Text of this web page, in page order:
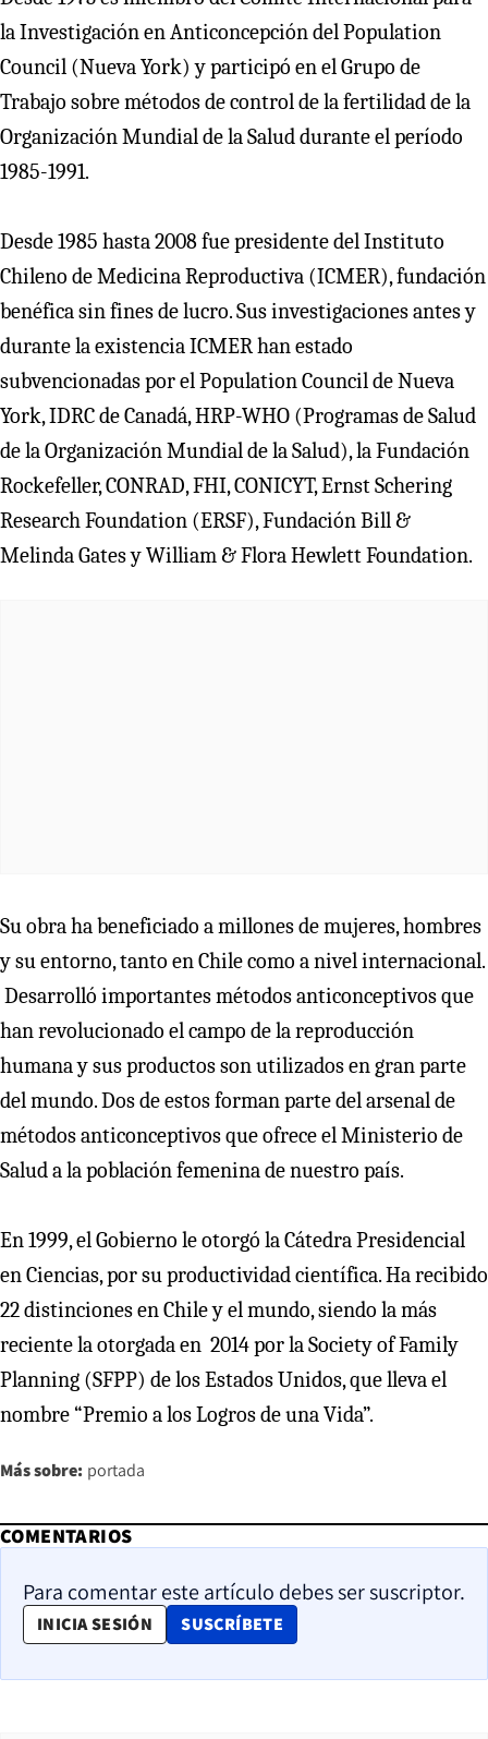
la Investigación en Anticoncepción del Population
Council (Nueva York) y participó en el Grupo de
Trabajo sobre métodos de control de la fertilidad de la
Organización Mundial de la Salud durante el período
1985-1991.
Desde 1985 hasta 2008 fue presidente del Instituto
Chileno de Medicina Reproductiva (ICMER), fundación
benéfica sin fines de lucro. Sus investigaciones antes y
durante la existencia ICMER han estado
subvencionadas por el Population Council de Nueva
York, IDRC de Canadá, HRP-WHO (Programas de Salud
de la Organización Mundial de la Salud), la Fundación
Rockefeller, CONRAD, FHI, CONICYT, Ernst Schering
Research Foundation (ERSF), Fundación Bill &
Melinda Gates y William & Flora Hewlett Foundation.
Su obra ha beneficiado a millones de mujeres, hombres
y su entorno, tanto en Chile como a nivel internacional.
Desarrolló importantes métodos anticonceptivos que
han revolucionado el campo de la reproducción
humana y sus productos son utilizados en gran parte
del mundo. Dos de estos forman parte del arsenal de
métodos anticonceptivos que ofrece el Ministerio de
Salud a la población femenina de nuestro país.
En 1999, el Gobierno le otorgó la Cátedra Presidencial
en Ciencias, por su productividad científica. Ha recibido
22 distinciones en Chile y el mundo, siendo la más
reciente la otorgada en 2014 por la Society of Family
Planning (SFPP) de los Estados Unidos, que lleva el
nombre “Premio a los Logros de una Vida”.
Más sobre: portada
COMENTARIOS
Para comentar este artículo debes ser suscriptor.
INICIA SESIÓN SUSCRÍBETE
OPENS IN NEW WINDOW